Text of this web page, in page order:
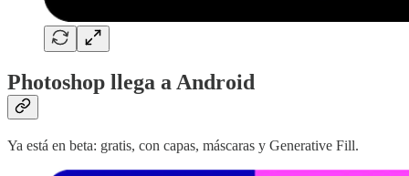
Photoshop llega a Android
Ya está en beta: gratis, con capas, máscaras y Generative Fill.